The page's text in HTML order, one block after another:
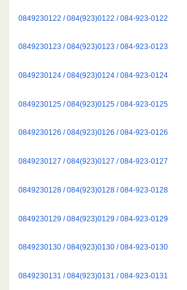
0849230122 / 084(923)0122 / 084-923-0122
0849230123 / 084(923)0123 / 084-923-0123
0849230124 / 084(923)0124 / 084-923-0124
0849230125 / 084(923)0125 / 084-923-0125
0849230126 / 084(923)0126 / 084-923-0126
0849230127 / 084(923)0127 / 084-923-0127
0849230128 / 084(923)0128 / 084-923-0128
0849230129 / 084(923)0129 / 084-923-0129
0849230130 / 084(923)0130 / 084-923-0130
0849230131 / 084(923)0131 / 084-923-0131